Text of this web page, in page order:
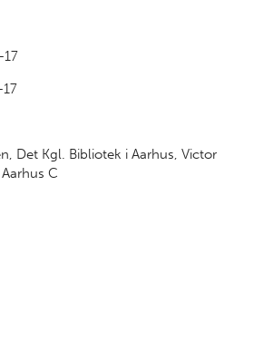
17
Det Kgl. Bibliotek i Aarhus, Victor
C